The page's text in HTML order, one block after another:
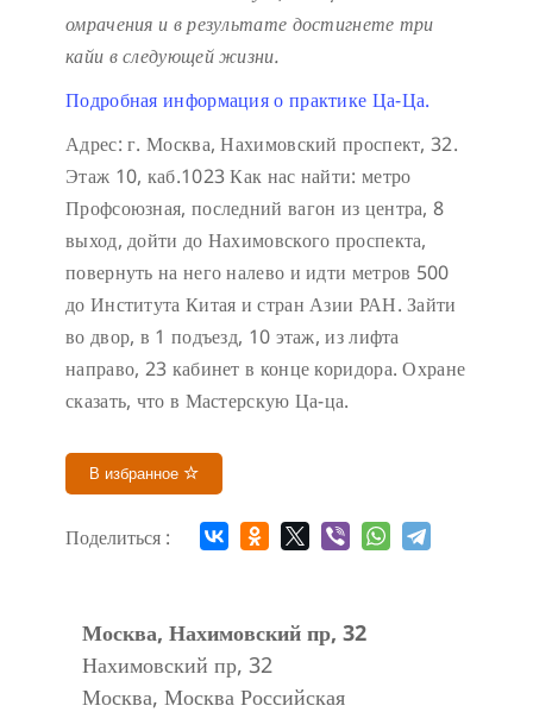
омрачения и в результате достигнете три
кайи в следующей жизни.
Подробная информация о практике Ца-Ца.
Адрес: г. Москва, Нахимовский проспект, 32.
Этаж 10, каб.1023Как нас найти: метро
Профсоюзная, последний вагон из центра, 8
выход, дойти до Нахимовского проспекта,
повернуть на него налево и идти метров 500
до Института Китая и стран Азии РАН. Зайти
во двор, в 1 подъезд, 10 этаж, из лифта
направо, 23 кабинет в конце коридора. Охране
сказать, что в Мастерскую Ца-ца.
В избранное
Поделиться :
Москва, Нахимовский пр, 32
Нахимовский пр, 32
Москва, Москва Российская